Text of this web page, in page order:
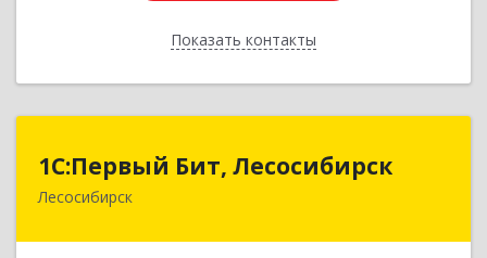
Показать контакты
Назад
1С:Первый Бит, Лесосибирск
Лесосибирск
1С:Первый Бит, Лесосибирск
662544, Красноярский край, Лесосибирск г,